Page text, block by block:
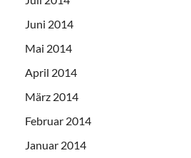
Juni 2014
Mai 2014
April 2014
März 2014
Februar 2014
Januar 2014